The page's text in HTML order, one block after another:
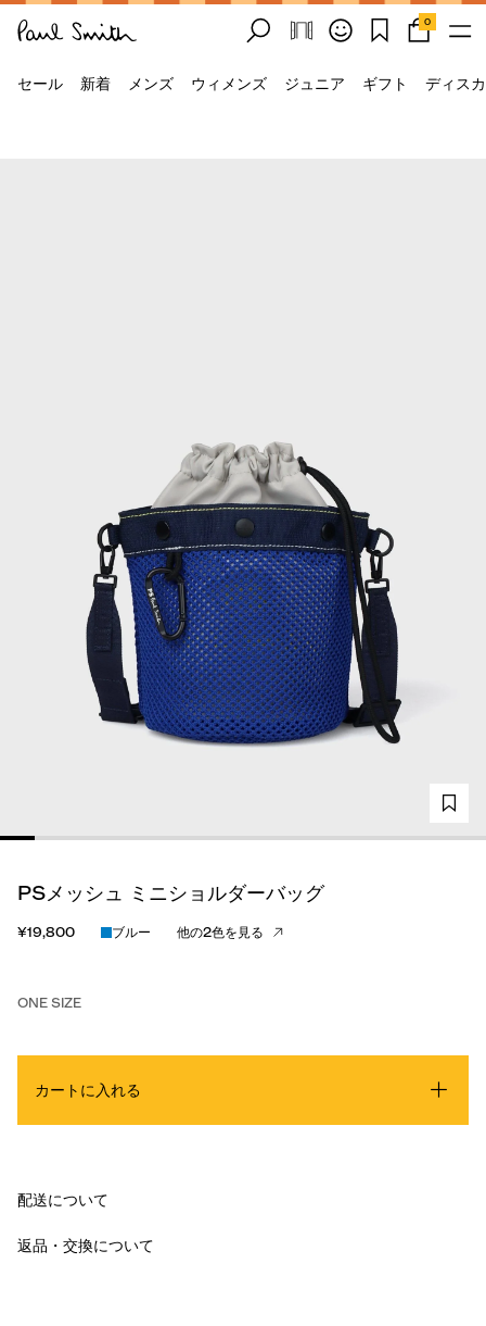
0
セール 新着 メンズ ウィメンズ ジュニア ギフト ディス
PSメッシュ ミニショルダーバッグ
¥19,800 ブルー 他の2色を見る
ONE SIZE
カートに入れる
配送について
返品・交換について